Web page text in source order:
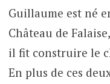
Guillaume est né
Château de
il fit construire le
En plus de ces